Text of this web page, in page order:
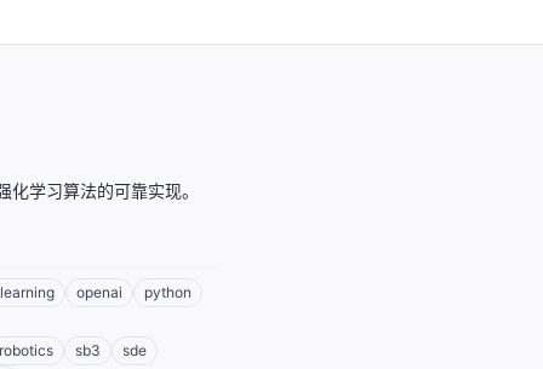
学习算法的可靠实现。
openai
python
robotics sb3
sde